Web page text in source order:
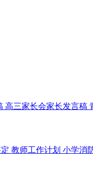
高三家长会家长发言稿
教师工作计划 小学消